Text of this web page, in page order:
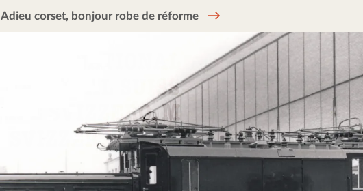
Adieu corset, bonjour robe de réforme